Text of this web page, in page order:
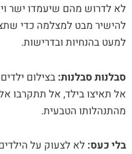
לא לדרוש מהם שיעמדו ישר
להישיר מבט למצלמה כדי
למעט בהנחיות ובדרישות.
סבלנות סבלנות: בצילום
אל תאיצו בילד, אל תתקרבו
מהתנהלותו הטבעית.
בלי כעס: לא לצעוק על